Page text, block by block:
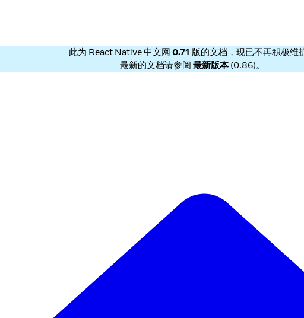
此为 React Native 中文网 0.71 版的文档，现已不再积极维
最新的文档请参阅 最新版本(0.86)。